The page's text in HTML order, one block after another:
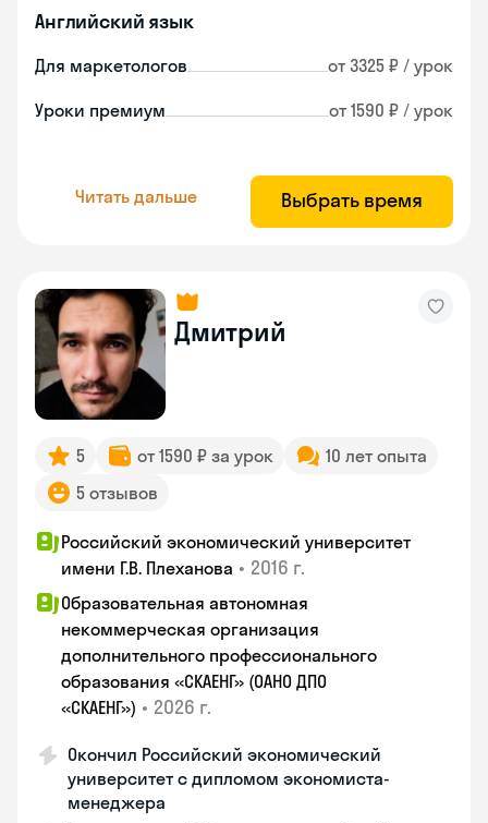
Английский язык
Для маркетологов от 3325 ₽ / урок
Уроки премиум от 1590 ₽ / урок
Читать дальше Выбрать время
Дмитрий
5 от 1590 ₽ за урок
10 лет опыта
5 отзывов
Российский экономический университет
имени Г.В. Плеханова • 2016 г.
Образовательная автономная
некоммерческая организация
дополнительного профессионального
образования «СКАЕНГ» (ОАНО ДПО
«СКАЕНГ») • 2026 г.
Окончил Российский экономический
университет с дипломом экономиста-
менеджера